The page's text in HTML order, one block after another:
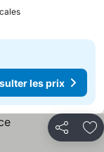
Consulter les
les prix
Partager